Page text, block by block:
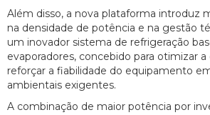
Além disso, a nova plataforma introduz
na densidade de potência e na gestão
um inovador sistema de refrigeração
evaporadores, concebido para otimizar a
reforçar a fiabilidade do equipamento
ambientais exigentes.
A combinação de maior potência por